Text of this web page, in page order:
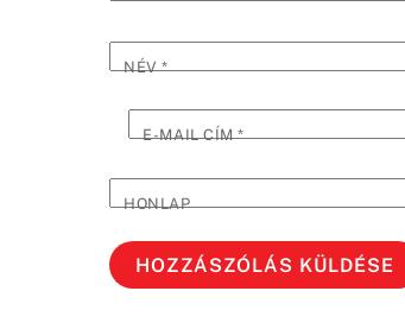
NÉV*
E-MAIL CÍM*
HONLAP